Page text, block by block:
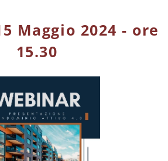
Maggio 2024 - ore
15.30